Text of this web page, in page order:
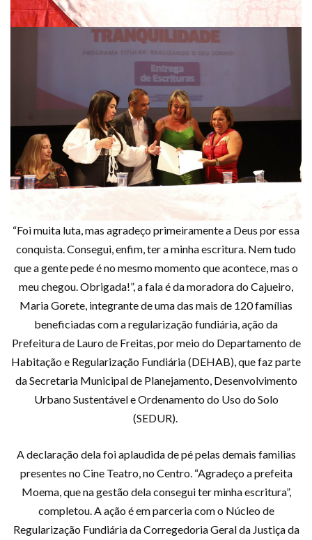
“Foi muita luta, mas agradeço primeiramente a Deus por essa
conquista. Consegui, enfim, ter a minha escritura. Nem tudo
que a gente pede é no mesmo momento que acontece, mas o
meu chegou. Obrigada!”, a fala é da moradora do Cajueiro,
Maria Gorete, integrante de uma das mais de 120 famílias
beneficiadas com a regularização fundiária, ação da
Prefeitura de Lauro de Freitas, por meio do Departamento de
Habitação e Regularização Fundiária (DEHAB), que faz parte
da Secretaria Municipal de Planejamento, Desenvolvimento
Urbano Sustentável e Ordenamento do Uso do Solo
(SEDUR).
A declaração dela foi aplaudida de pé pelas demais familias
presentes no Cine Teatro, no Centro. “Agradeço a prefeita
Moema, que na gestão dela consegui ter minha escritura”,
completou. A ação é em parceria com o Núcleo de
Regularização Fundiária da Corregedoria Geral da Justiça da